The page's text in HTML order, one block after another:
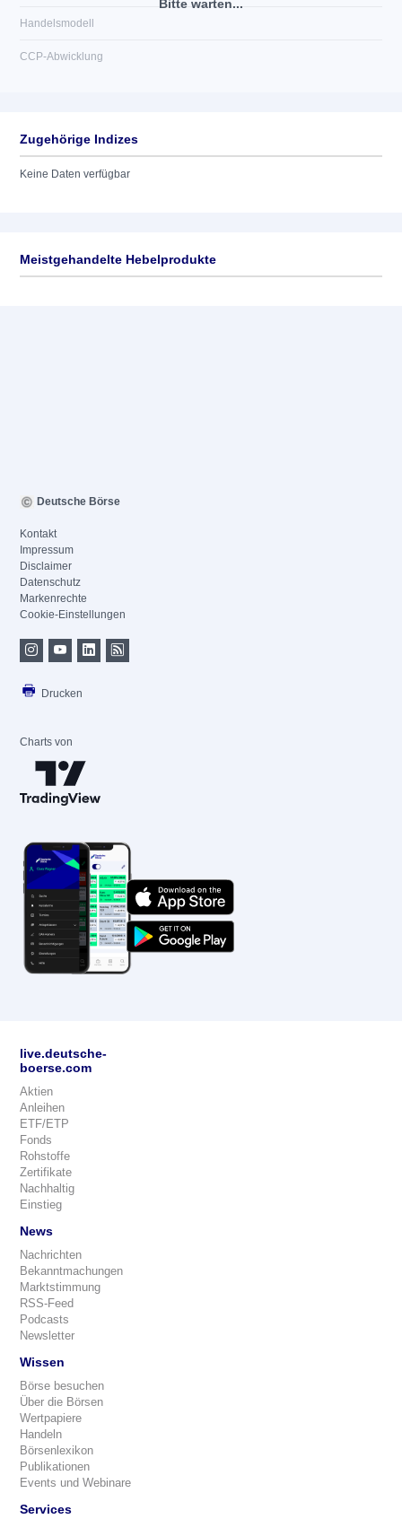
Bitte warten...
Handelsmodell
CCP-Abwicklung
Zugehörige Indizes
Keine Daten verfügbar
Meistgehandelte Hebelprodukte
Deutsche Börse
Kontakt
Impressum
Disclaimer
Datenschutz
Markenrechte
Cookie-Einstellungen
Drucken
Charts von
live.deutsche-
boerse.com
Aktien
Anleihen
ETF/ETP
Fonds
Rohstoffe
Zertifikate
Nachhaltig
Einstieg
News
Nachrichten
Bekanntmachungen
Marktstimmung
RSS-Feed
Podcasts
Newsletter
Wissen
Börse besuchen
Über die Börsen
Wertpapiere
Handeln
Börsenlexikon
Publikationen
Events und Webinare
Services